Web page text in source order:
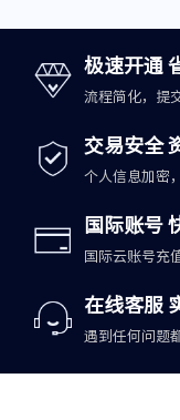
极速开通
流程简化，提
交易安全
个人信息加密
国际账号
国际云账号充
在线客服
遇到任何问题